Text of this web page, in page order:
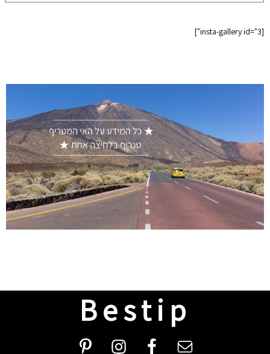
[insta-gallery id="3"]
Bestip